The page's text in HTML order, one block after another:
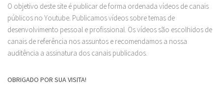
O objetivo deste site é publicar de forma ordenada vídeos de canais
públicos no Youtube. Publicamos vídeos sobre temas de
desenvolvimento pessoal e profissional. Os vídeos são escolhidos de
canais de referência nos assuntos e recomendamos a nossa
auditência a assinatura dos canais publicados.
OBRIGADO POR SUA VISITA!